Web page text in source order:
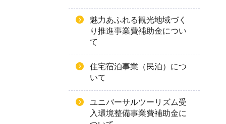
魅力あふれる観光地域づく
り推進事業費補助金につい
て
住宅宿泊事業（民泊）につ
いて
ユニバーサルツーリズム受
入環境整備事業費補助金に